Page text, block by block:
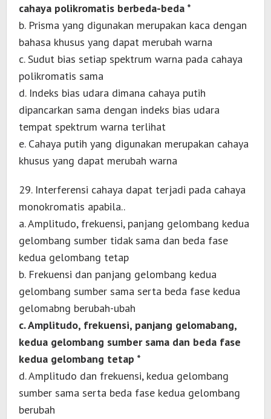
cahaya polikromatis berbeda-beda *
b. Prisma yang digunakan merupakan kaca dengan
bahasa khusus yang dapat merubah warna
c. Sudut bias setiap spektrum warna pada cahaya
polikromatis sama
d. Indeks bias udara dimana cahaya putih
dipancarkan sama dengan indeks bias udara
tempat spektrum warna terlihat
e. Cahaya putih yang digunakan merupakan cahaya
khusus yang dapat merubah warna
29. Interferensi cahaya dapat terjadi pada cahaya
monokromatis apabila..
a. Amplitudo, frekuensi, panjang gelombang kedua
gelombang sumber tidak sama dan beda fase
kedua gelombang tetap
b. Frekuensi dan panjang gelombang kedua
gelombang sumber sama serta beda fase kedua
gelomabng berubah-ubah
c. Amplitudo, frekuensi, panjang gelomabang,
kedua gelombang sumber sama dan beda fase
kedua gelombang tetap *
d. Amplitudo dan frekuensi, kedua gelombang
sumber sama serta beda fase kedua gelombang
berubah